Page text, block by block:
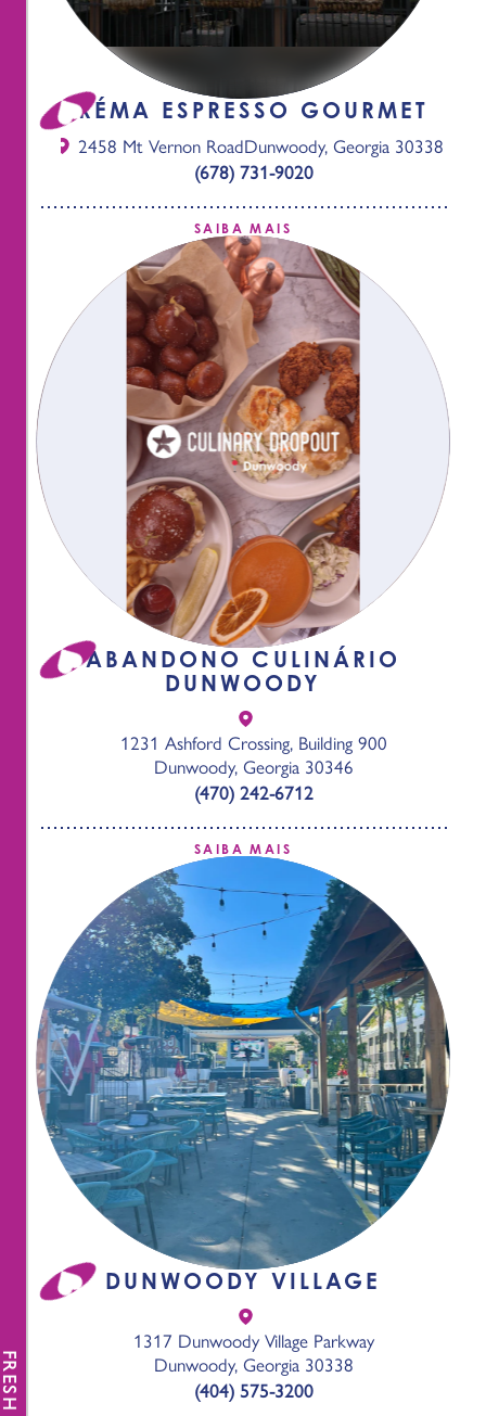
CRÉMA ESPRESSO GOURMET
2458 Mt Vernon RoadDunwoody, Georgia 30338
(678) 731-9020
SAIBA MAIS
ABANDONO CULINÁRIO
DUNWOODY
1231 Ashford Crossing, Building 900
Dunwoody, Georgia 30346
(470) 242-6712
SAIBA MAIS
DUNWOODY VILLAGE
1317 Dunwoody Village Parkway
Dunwoody, Georgia 30338
(404) 575-3200